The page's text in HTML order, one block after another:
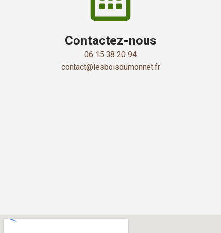
Contactez-nous
06 15 38 20 94
contact@lesboisdumonnet.fr